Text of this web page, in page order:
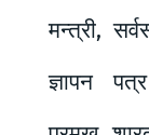
मन्त्री,
ज्ञापन